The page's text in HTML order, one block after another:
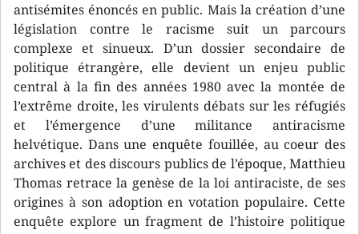
antisémites énoncés en public. Mais la création d’une
législation contre le racisme suit un parcours
complexe et sinueux. D’un dossier secondaire de
politique étrangère, elle devient un enjeu public
central à la fin des années 1980 avec la montée de
l’extrême droite, les virulents débats sur les réfugiés
et l’émergence d’une militance antiracisme
helvétique. Dans une enquête fouillée, au coeur des
archives et des discours publics de l’époque, Matthieu
Thomas retrace la genèse de la loi antiraciste, de ses
origines à son adoption en votation populaire. Cette
enquête explore un fragment de l’histoire politique